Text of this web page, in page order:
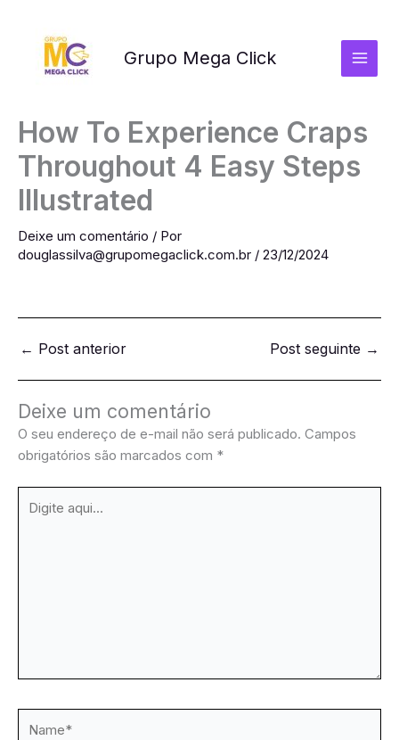
conteúdo
Grupo Mega Click
How To Experience Craps
Throughout 4 Easy Steps
Illustrated
Deixe um comentário / Por
douglassilva@grupomegaclick.com.br / 23/12/2024
← Post anterior Post seguinte →
Deixe um comentário
O seu endereço de e-mail não será publicado. Campos
obrigatórios são marcados com *
aqui...